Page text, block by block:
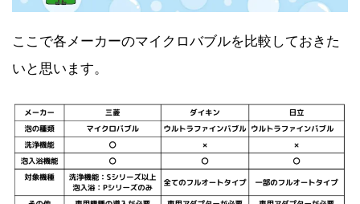
ここで各メーカーのマイクロバブルを比較しておきた
いと思います。